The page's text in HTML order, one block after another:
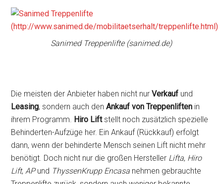
Sanimed Treppenlifte (sanimed.de)
Die meisten der Anbieter haben nicht nurVerkauf und
Leasing, sondern auch denAnkauf von Treppenliften in
ihrem Programm. Hiro Liftstellt noch zusätzlich spezielle
Behinderten-Aufzüge her. Ein Ankauf (Rückkauf) erfolgt
dann, wenn der behinderte Mensch seinen Lift nicht mehr
benötigt. Doch nicht nur die großen Hersteller Lifta, Hiro
Lift, APund ThyssenKrupp Encasa nehmen gebrauchte